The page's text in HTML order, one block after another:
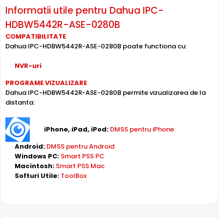
Intrari Audio
Camera Dahua IPC-HDBW5442R-ASE-0280B are intrari
audio, la care puteti conecta microfoane, permitand
supravegherea audio de la distanta, de pe PC sau chiar
Alimentare PoE
Dahua IPC-HDBW5442R-ASE-0280B suporta alimentare
Power over Ethernet (PoE)
alimentare prin acelasi cablu de retea. Simplifica
Informatii utile pentru Dahua IPC-
HDBW5442R-ASE-0280B
COMPATIBILITATE
Dahua IPC-HDBW5442R-ASE-0280B poate functiona cu:
NVR-uri
PROGRAME VIZUALIZARE
Dahua IPC-HDBW5442R-ASE-0280B permite vizualizarea de la
distanta:
iPhone, iPad, iPod: DMSS pentru iPhone
Android: DMSS pentru Android
Windows PC: Smart PSS PC
Macintosh: Smart PSS Mac
Softuri Utile: ToolBox